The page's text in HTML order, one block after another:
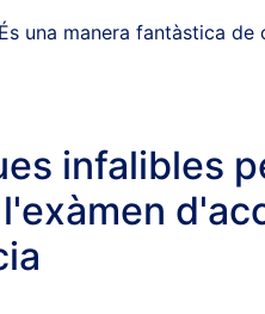
És una manera fantàstica
infalibles